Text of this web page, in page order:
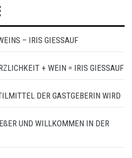
– IRIS GIESSAUF
+ WEIN = IRIS GIESSAUF
DER GASTGEBERIN WIRD
UND WILLKOMMEN IN DER